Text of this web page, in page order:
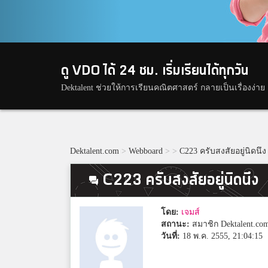
ดู VDO ได้ 24 ชม. เริ่มเรียนได้ทุกวัน
Dektalent ช่วยให้การเรียนคณิตศาสตร์ กลายเป็นเรื่องง่าย
Dektalent.com > Webboard > > C223 ครับสงสัยอยู่นิดนึง
C223 ครับสงสัยอยู่นิดนึง
โดย: เจมส์
สถานะ: สมาชิก
วันที่: 18 พ.ค. 2555, 21:04:15